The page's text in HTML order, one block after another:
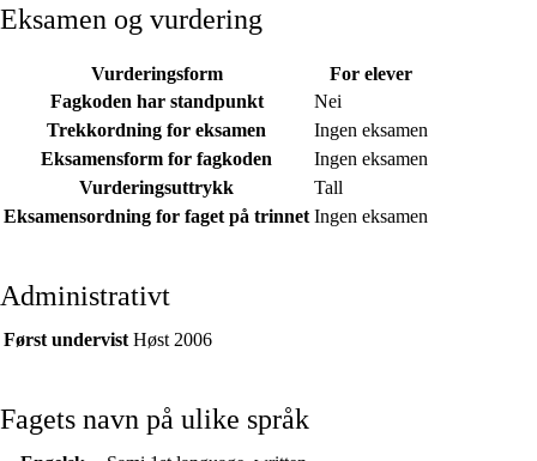
Eksamen og vurdering
Vurderingsform
For elever
Fagkoden har standpunkt
Nei
Trekkordning for eksamen
Ingen eksamen
Eksamensform for fagkoden
Ingen eksamen
Vurderingsuttrykk
Tall
Eksamensordning for faget på trinnet Ingen eksamen
Administrativt
Først undervist Høst 2006
Fagets navn på ulike språk